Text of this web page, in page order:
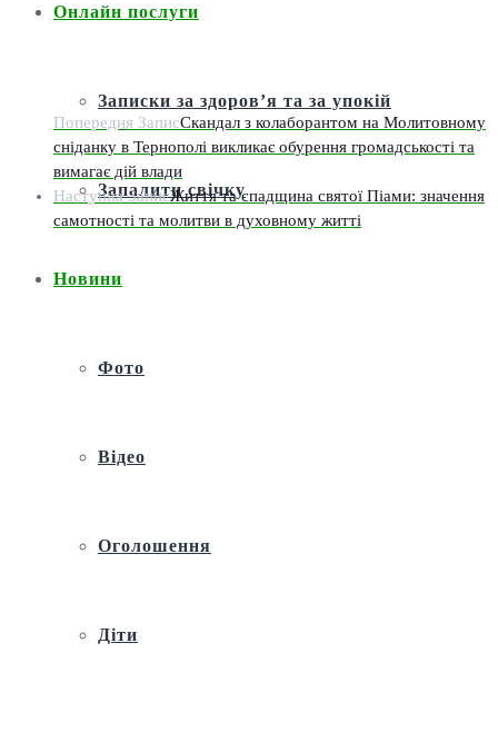
Онлайн послуги
Записки за здоров’я та за упокій
Запалити свічку
Новини
Фото
Відео
Оголошення
Діти
Попередня ЗаписСкандал з колаборантом на Молитовному
сніданку в Тернополі викликає обурення громадськості та
вимагає дій влади
Наступна ЗаписЖиття та спадщина святої Піами: значення
самотності та молитви в духовному житті